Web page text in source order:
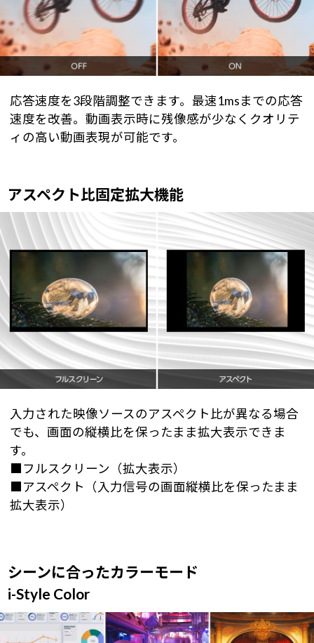
応答速度を3段階調整できます。最速1msまでの応答
速度を改善。動画表示時に残像感が少なくクオリテ
ィの高い動画表現が可能です。
アスペクト比固定拡大機能
入力された映像ソースのアスペクト比が異なる場合
でも、画面の縦横比を保ったまま拡大表示できま
す。
■フルスクリーン（拡大表示）
■アスペクト（入力信号の画面縦横比を保ったまま
拡大表示）
シーンに合ったカラーモード
i-Style Color